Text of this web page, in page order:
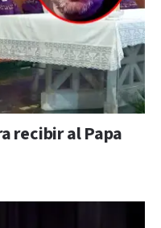
recibir al Papa